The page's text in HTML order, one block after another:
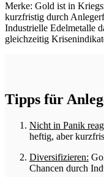
Merke: Gold ist in
kurzfristig durch
Industrielle Edelmetalle
gleichzeitig
Tipps für
Nicht in Panik
heftig, aber
Diversifizieren:
Chancen durch